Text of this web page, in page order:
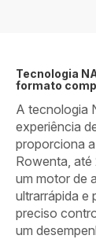
Tecnologia
formato
A tecnologia
experiência
proporciona
Rowenta,
um motor de
ultrarrápida e
preciso
um